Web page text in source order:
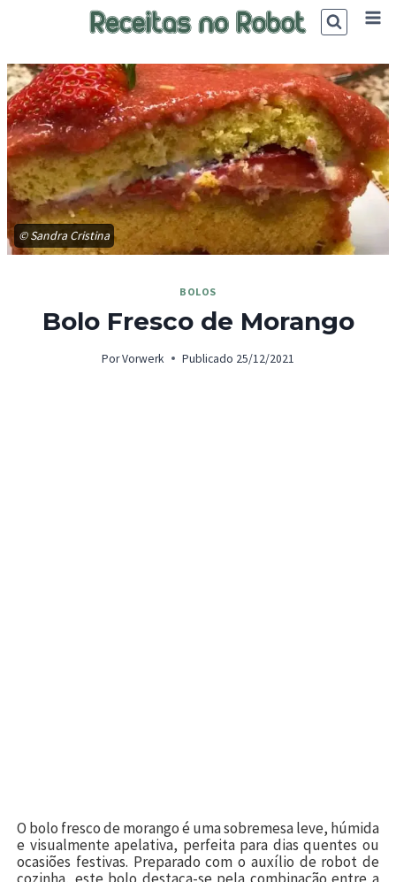
© Sandra Cristina
BOLOS
Bolo Fresco de Morango
PorVorwerk Publicado 25/12/2021
O bolo fresco de morango é uma sobremesa leve, húmida
e visualmente apelativa, perfeita para dias quentes ou
ocasiões festivas. Preparado com o auxílio de robot de
cozinha, este bolo destaca-se pela combinação entre a